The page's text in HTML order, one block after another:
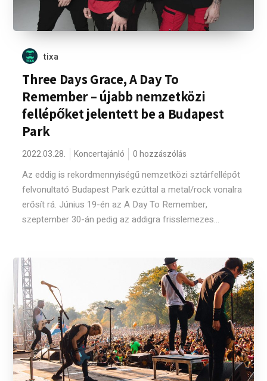
tixa
Three Days Grace, A Day To
Remember – újabb nemzetközi
fellépőket jelentett be a Budapest
Park
2022.03.28. Koncertajánló 0 hozzászólás
Az eddig is rekordmennyiségű nemzetközi sztárfellépőt
felvonultató Budapest Park ezúttal a metal/rock vonalra
erősít rá. Június 19-én az A Day To Remember,
szeptember 30-án pedig az addigra frisslemezes...